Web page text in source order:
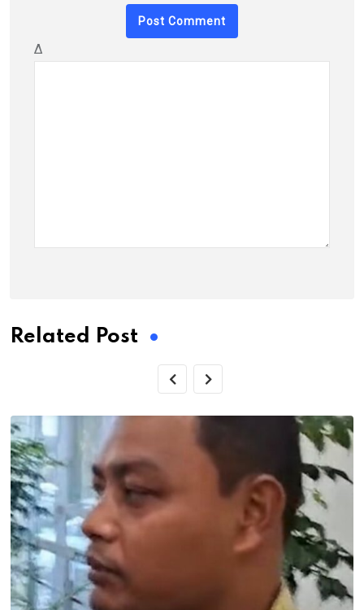
Δ
Related Post